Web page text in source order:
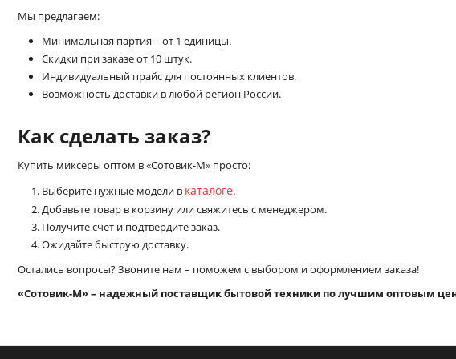
Мы предлагаем:
Минимальная партия – от 1 единицы.
Скидки при заказе от 10 штук.
Индивидуальный прайс для постоянных клиентов.
Возможность доставки в любой регион России.
Как сделать заказ?
Купить миксеры оптом в «Сотовик-М» просто:
Выберите нужные модели в каталоге.
Добавьте товар в корзину или свяжитесь с менеджером.
Получите счет и подтвердите заказ.
Ожидайте быструю доставку.
Остались вопросы? Звоните нам – поможем с выбором и оформлением заказа!
«Сотовик-М» – надежный поставщик бытовой техники по лучшим оптовым